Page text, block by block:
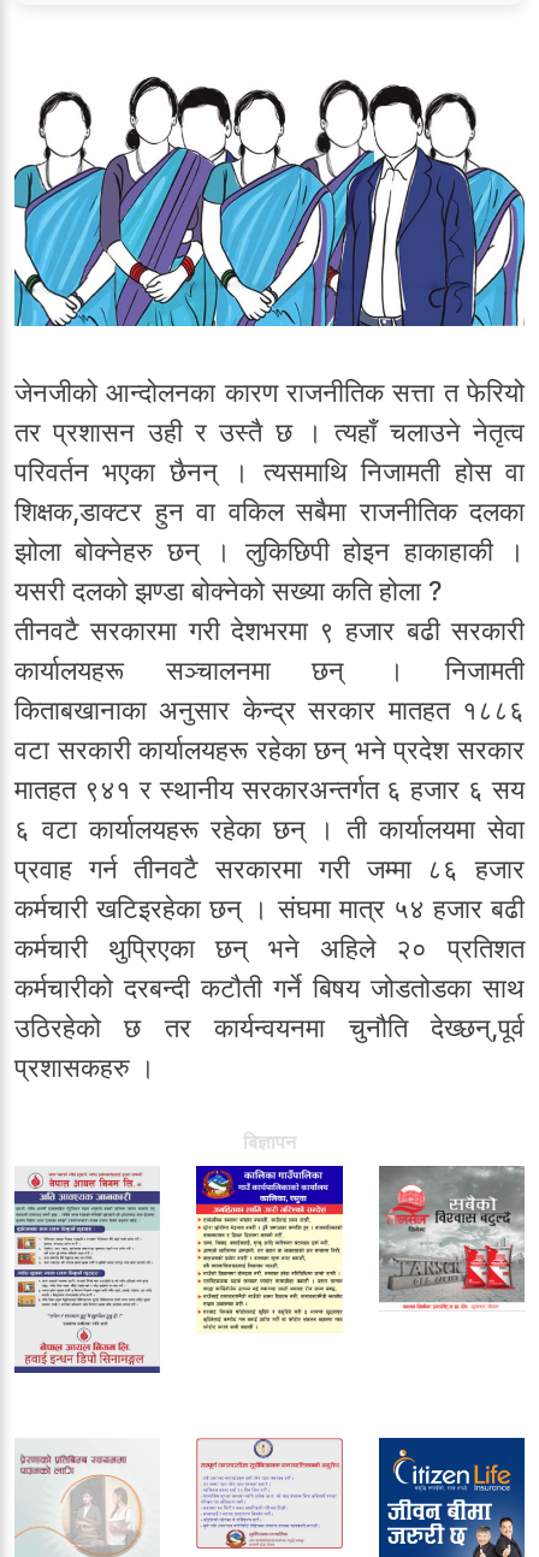
जेनजीको आन्दोलनका कारण राजनीतिक सत्ता त फेरियो
तर प्रशासन उही र उस्तै छ । त्यहाँ चलाउने नेतृत्व
परिवर्तन भएका छैनन् । त्यसमाथि निजामती होस वा
शिक्षक,डाक्टर हुन वा वकिल सबैमा राजनीतिक दलका
झोला बोक्नेहरु छन् । लुकिछिपी होइन हाकाहाकी ।
यसरी दलको झण्डा बोक्नेको सख्या कति होला ?
तीनवटै सरकारमा गरी देशभरमा ९ हजार बढी सरकारी
कार्यालयहरू सञ्चालनमा छन् । निजामती
किताबखानाका अनुसार केन्द्र सरकार मातहत १८८६
वटा सरकारी कार्यालयहरू रहेका छन् भने प्रदेश सरकार
मातहत ९४१ र स्थानीय सरकारअन्तर्गत ६ हजार ६ सय
६ वटा कार्यालयहरू रहेका छन् । ती कार्यालयमा सेवा
प्रवाह गर्न तीनवटै सरकारमा गरी जम्मा ८६ हजार
कर्मचारी खटिइरहेका छन् । संघमा मात्र ५४ हजार बढी
कर्मचारी थुप्रिएका छन् भने अहिले २० प्रतिशत
कर्मचारीको दरबन्दी कटौती गर्ने बिषय जोडतोडका साथ
उठिरहेको छ तर कार्यन्वयनमा चुनौति देख्छन्,पूर्व
प्रशासकहरु ।
बिज्ञापन